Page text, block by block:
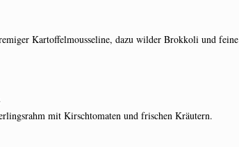
Kartoffelmousseline, dazu wilder Brokkoli und feine
mit Kirschtomaten und frischen Kräutern.